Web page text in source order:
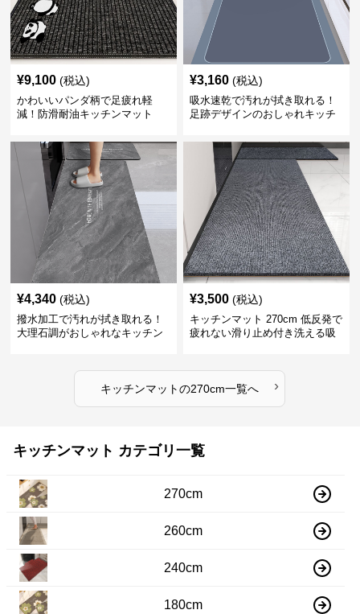
¥9,100 (税込)
かわいいパンダ柄で足疲れ軽
減！防滑耐油キッチンマット
¥3,160 (税込)
吸水速乾で汚れが拭き取れる！
足跡デザインのおしゃれキッチ
¥4,340 (税込)
撥水加工で汚れが拭き取れる！
大理石調がおしゃれなキッチン
¥3,500 (税込)
キッチンマット 270cm 低反発で
疲れない滑り止め付き洗える吸
キッチンマットの270cm一覧へ ›
キッチンマット カテゴリ一覧
270cm
260cm
240cm
180cm